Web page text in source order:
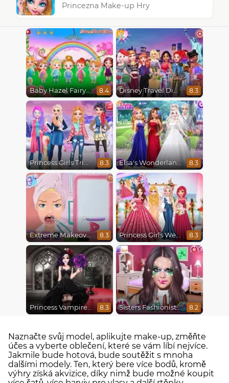
Princezna Make-up Hry
Baby Hazel Fairyland Ballet 8.4 Disney Travel Diaries: City Break 8.3
Princess Girls Trip To Aspen 8.3 Elsa's Wonderland Wedding 8.3
Extreme Makeover 8.3 Princess Girls Wedding Trip 8.3
Princess Vampire Wedding Makeover 8.3 Sisters Fashionista Makeup 8.2
Naznačte svůj model, aplikujte make-up, změňte
účes a vyberte oblečení, které se vám líbí nejvíce.
Jakmile bude hotová, bude soutěžit s mnoha
dalšími modely. Ten, který bere více bodů, kromě
výhry získá akvizice, díky nimž bude možné koupit